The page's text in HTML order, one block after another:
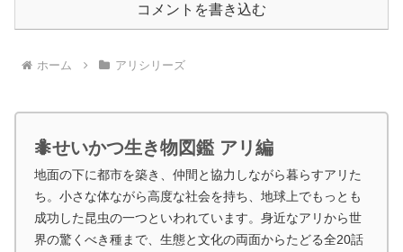
コメントを書き込む
ホーム アリシリーズ
🐜せいかつ生き物図鑑 アリ編
地面の下に都市を築き、仲間と協力しながら暮らすアリた
ち。小さな体ながら高度な社会を持ち、地球上でもっとも
成功した昆虫の一つといわれています。身近なアリから世
界の驚くべき種まで、生態と文化の両面からたどる全20話